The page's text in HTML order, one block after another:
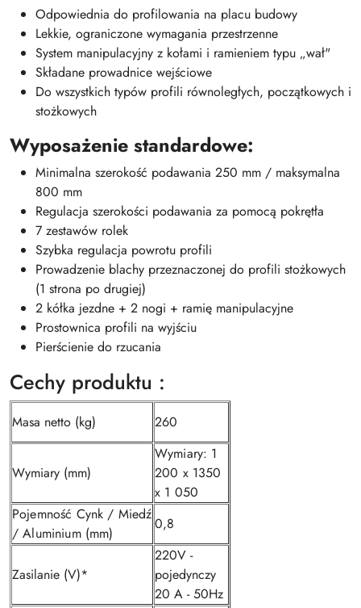
Odpowiednia do profilowania na placu budowy
Lekkie, ograniczone wymagania przestrzenne
System manipulacyjny z kołami i ramieniem typu „wał"
Składane prowadnice wejściowe
Do wszystkich typów profili równoległych, początkowych i
stożkowych
Wyposażenie standardowe:
Minimalna szerokość podawania 250 mm / maksymalna
800 mm
Regulacja szerokości podawania za pomocą pokrętła
7 zestawów rolek
Szybka regulacja powrotu profili
Prowadzenie blachy przeznaczonej do profili stożkowych
(1 strona po drugiej)
2 kółka jezdne + 2 nogi + ramię manipulacyjne
Prostownica profili na wyjściu
Pierścienie do rzucania
Cechy produktu :
Masa netto (kg) 260
Wymiary (mm)
Wymiary: 1
200 x 1350
x 1 050
Pojemność Cynk / Miedź
/ Aluminium (mm)
0,8
Zasilanie (V)*
220V -
pojedynczy
20 A - 50Hz